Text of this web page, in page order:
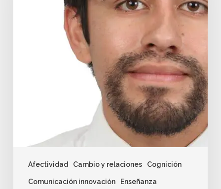
Afectividad Cambio y relaciones Cognición
Comunicación innovación Enseñanza